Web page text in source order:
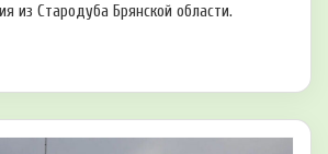
из Стародуба Брянской области.